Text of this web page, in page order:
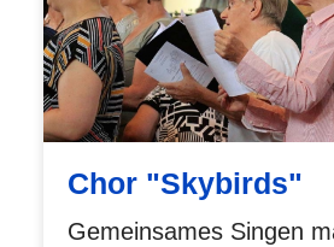
Chor "Skybirds"
Gemeinsames Singen